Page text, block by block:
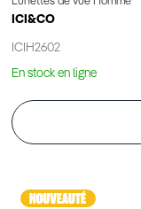
ICI&CO
ICIH2602
En stock en ligne